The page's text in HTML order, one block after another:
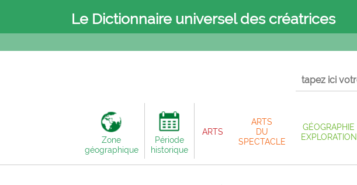
Le Dictionnaire universel des créatrices
Zone
géographique
Période
historique
ARTS
ARTS
DU
SPECTACLE
GÉOGRAPHIE
EXPLORATION